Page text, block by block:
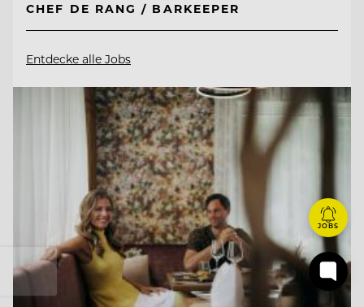
CHEF DE RANG / BARKEEPER
Entdecke alle Jobs
JOBS